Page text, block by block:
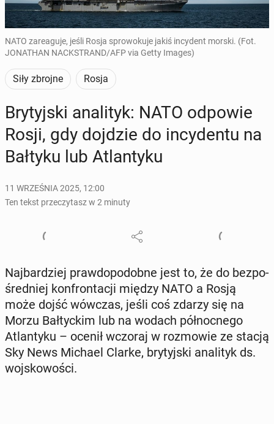
NATO zareaguje, jeśli Rosja sprowokuje jakiś incydent morski. (Fot.
JONATHAN NACKSTRAND/AFP via Getty Images)
Siły zbrojne Rosja
Bry­tyj­ski ana­li­tyk: NATO odpowie
Rosji, gdy dojdzie do in­cy­den­tu na
Bałtyku lub Atlan­ty­ku
11 WRZEŚNIA 2025, 12:00
Ten tekst przeczytasz w 2 minuty
Naj­bar­dziej praw­do­po­dob­ne jest to, że do bez­po­
śred­niej kon­fron­ta­cji między NATO a Rosją
może dojść wówczas, jeśli coś zdarzy się na
Morzu Bał­tyc­kim lub na wodach pół­noc­ne­go
Atlan­ty­ku – ocenił wczoraj w roz­mo­wie ze stacją
Sky News Michael Clarke, bry­tyj­ski ana­li­tyk ds.
woj­sko­wo­ści.